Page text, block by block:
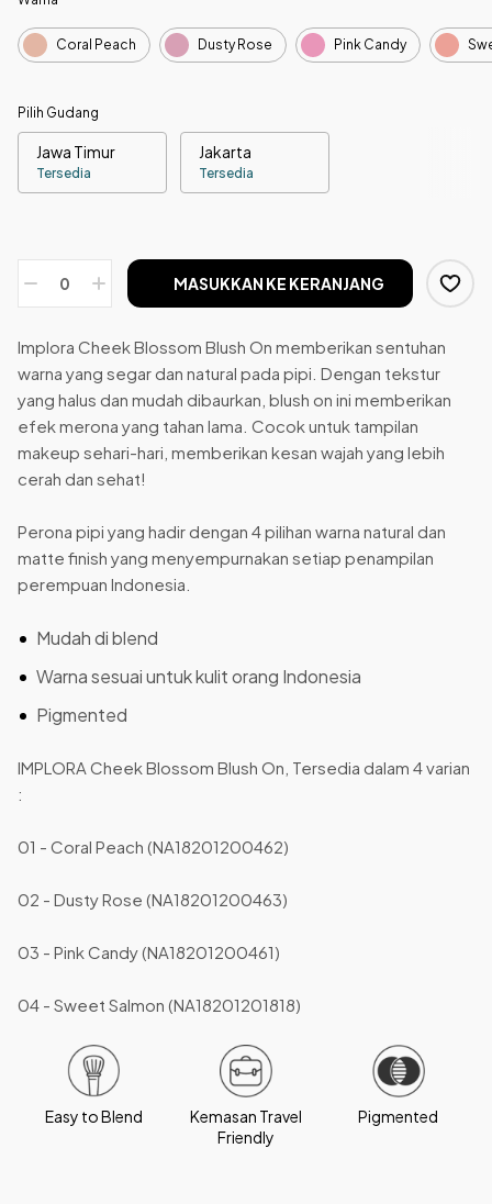
Coral Peach Dusty Rose Pink Candy
Pilih Gudang
Jawa Timur
Tersedia
Jakarta
Tersedia
MASUKKAN KE KERANJANG
Implora Cheek Blossom Blush On memberikan sentuhan
warna yang segar dan natural pada pipi. Dengan tekstur
yang halus dan mudah dibaurkan, blush on ini memberikan
efek merona yang tahan lama. Cocok untuk tampilan
makeup sehari-hari, memberikan kesan wajah yang lebih
cerah dan sehat!
Perona pipi yang hadir dengan 4 pilihan warna natural dan
matte finish yang menyempurnakan setiap penampilan
perempuan Indonesia.
Mudah di blend
Warna sesuai untuk kulit orang Indonesia
Pigmented
IMPLORA Cheek Blossom Blush On, Tersedia dalam 4 varian
:
01 - Coral Peach (NA18201200462)
02 - Dusty Rose (NA18201200463)
03 - Pink Candy (NA18201200461)
04 - Sweet Salmon (NA18201201818)
Easy to Blend
Kemasan Travel
Friendly
Pigmented